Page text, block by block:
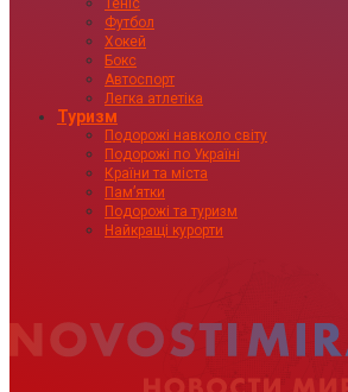
Теніс
Футбол
Хокей
Бокс
Автоспорт
Легка атлетіка
Туризм
Подорожі навколо світу
Подорожі по Україні
Країни та міста
Пам’ятки
Подорожі та туризм
Найкращі курорти